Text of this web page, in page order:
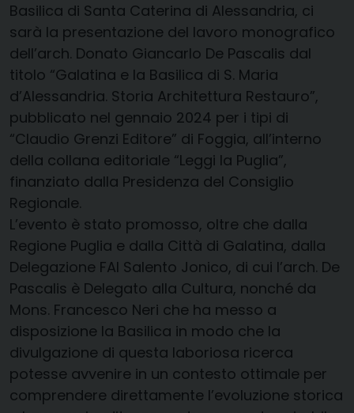
Basilica di Santa Caterina di Alessandria, ci
sarà la presentazione del lavoro monografico
dell’arch. Donato Giancarlo De Pascalis dal
titolo “Galatina e la Basilica di S. Maria
d’Alessandria. Storia Architettura Restauro”,
pubblicato nel gennaio 2024 per i tipi di
“Claudio Grenzi Editore” di Foggia, all’interno
della collana editoriale “Leggi la Puglia”,
finanziato dalla Presidenza del Consiglio
Regionale.
L’evento è stato promosso, oltre che dalla
Regione Puglia e dalla Città di Galatina, dalla
Delegazione FAI Salento Jonico, di cui l’arch. De
Pascalis è Delegato alla Cultura, nonché da
Mons. Francesco Neri che ha messo a
disposizione la Basilica in modo che la
divulgazione di questa laboriosa ricerca
potesse avvenire in un contesto ottimale per
comprendere direttamente l’evoluzione storica